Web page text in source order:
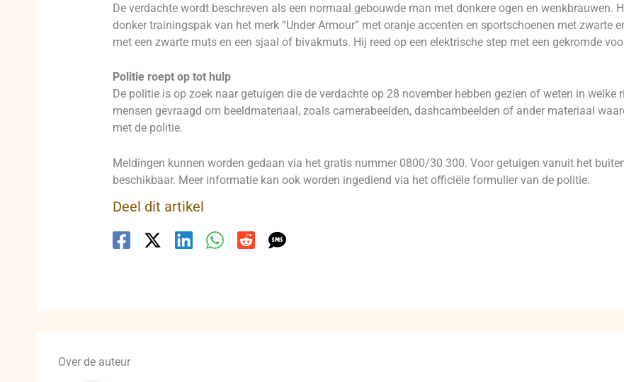
De verdachte wordt beschreven als een normaal gebouwde man met donkere ogen en wenkbrauwen.
donker trainingspak van het merk “Under Armour” met oranje accenten en sportschoenen met zwarte
met een zwarte muts en een sjaal of bivakmuts. Hij reed op een elektrische step met een gekromde
Politie roept op tot hulp
De politie is op zoek naar getuigen die de verdachte op 28 november hebben gezien of weten in
mensen gevraagd om beeldmateriaal, zoals camerabeelden, dashcambeelden of ander materiaal
met de politie.
Meldingen kunnen worden gedaan via het gratis nummer 0800/30 300. Voor getuigen vanuit het
beschikbaar. Meer informatie kan ook worden ingediend via het officiële formulier van de politie.
Deel dit artikel
Over de auteur